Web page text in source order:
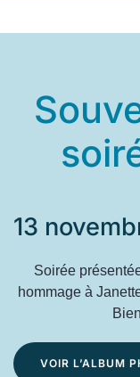
13
Soirée
hommage à
VOIR L’ALBUM